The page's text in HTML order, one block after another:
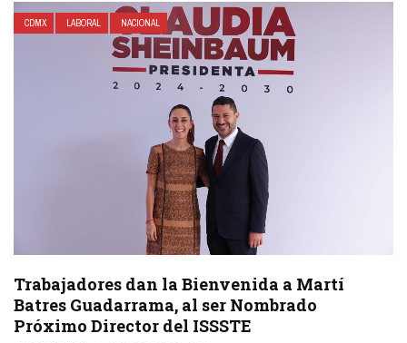
CDMX LABORAL NACIONAL
Trabajadores dan la Bienvenida a Martí
Batres Guadarrama, al ser Nombrado
Próximo Director del ISSSTE